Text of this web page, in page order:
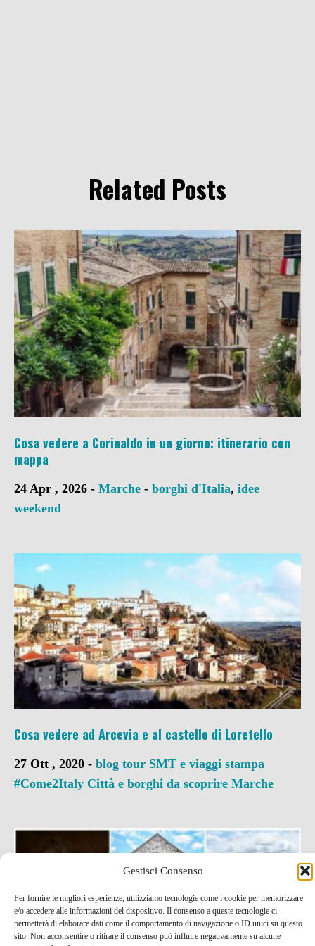
Gestisci Consenso
Per fornire le migliori esperienze, utilizziamo tecnologie come i cookie per memorizzare
e/o accedere alle informazioni del dispositivo. Il consenso a queste tecnologie ci
permetterà di elaborare dati come il comportamento di navigazione o ID unici su questo
sito. Non acconsentire o ritirare il consenso può influire negativamente su alcune
Related Posts
Cosa vedere a Corinaldo in un giorno: itinerario con
mappa
24 Apr , 2026 - Marche - borghi d'Italia, idee
weekend
Cosa vedere ad Arcevia e al castello di Loretello
27 Ott , 2020 - blog tour SMT e viaggi stampa
#Come2Italy Città e borghi da scoprire Marche